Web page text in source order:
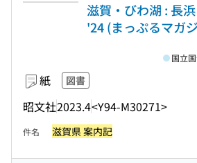
滋賀・びわ湖 : 長
'24 (まっぷるマガ
紙 図書
昭文社2023.4<Y94-M30271>
国立
件名 滋賀県 案内記